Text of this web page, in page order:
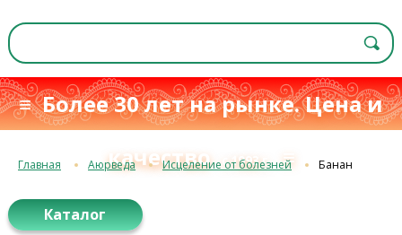
≡ Более 30 лет на рынке. Цена и
качество с 1993 г.≡
Главная Аюрведа Исцеление от болезней Банан
Каталог